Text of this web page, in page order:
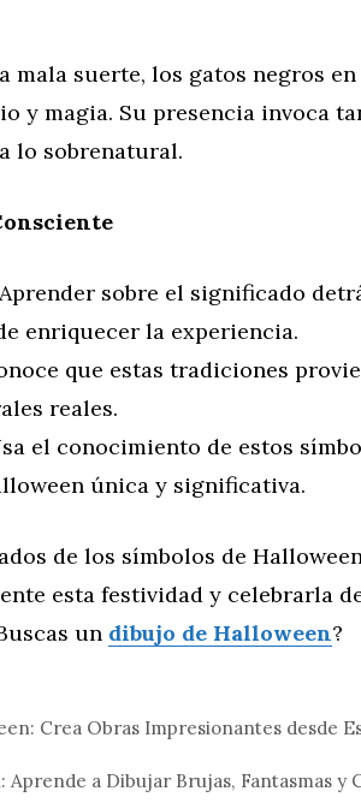
mala suerte, los gatos negros en
y magia. Su presencia invoca
lo sobrenatural.
Aprender sobre el significado
enriquecer la experiencia.
que estas tradiciones
reales.
el conocimiento de estos
única y significativa.
de los símbolos de
esta festividad y celebrarla
un dibujo de Halloween?
Crea Obras Impresionantes desde
a Dibujar Brujas, Fantasmas y